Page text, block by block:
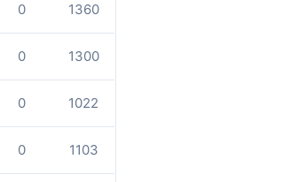
0 1360
0 1300
0 1022
0 1103